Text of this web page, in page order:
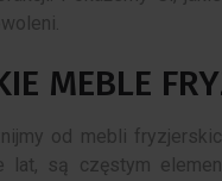
MEBLE
od mebli
lat, są częstym